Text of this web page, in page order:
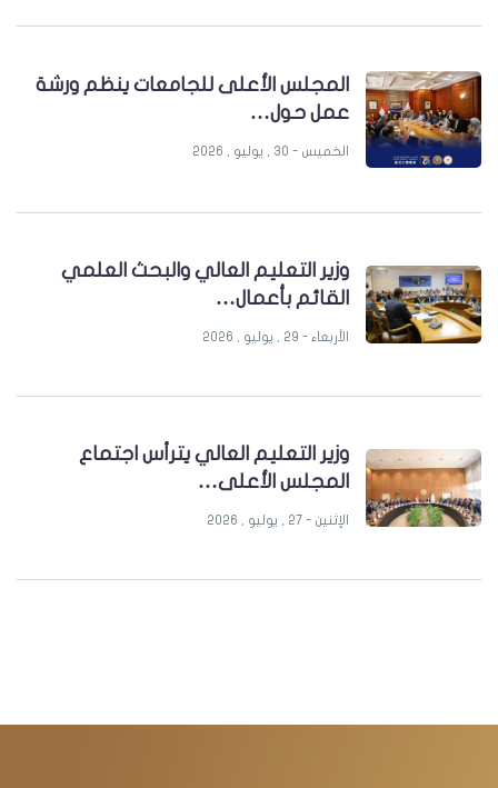
المجلس الأعلى للجامعات ينظم ورشة
عمل حول…
الخميس - 30 , يوليو , 2026
وزير التعليم العالي والبحث العلمي
القائم بأعمال…
الأربعاء - 29 , يوليو , 2026
وزير التعليم العالي يترأس اجتماع
المجلس الأعلى…
الإثنين - 27 , يوليو , 2026